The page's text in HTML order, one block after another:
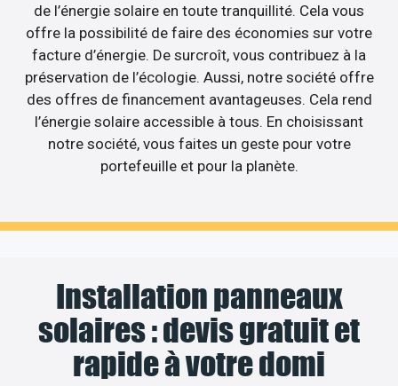
de l’énergie solaire en toute tranquillité. Cela vous
offre la possibilité de faire des économies sur votre
facture d’énergie. De surcroît, vous contribuez à la
préservation de l’écologie. Aussi, notre société offre
des offres de financement avantageuses. Cela rend
l’énergie solaire accessible à tous. En choisissant
notre société, vous faites un geste pour votre
portefeuille et pour la planète.
Installation panneaux
solaires : devis gratuit et
rapide à votre domi